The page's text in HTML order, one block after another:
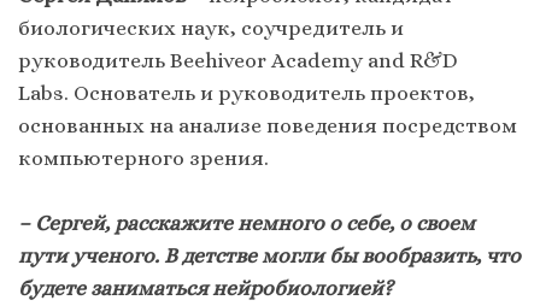
биологических наук, соучредитель и
руководитель Beehiveor Academy and R&D
Labs. Основатель и руководитель проектов,
основанных на анализе поведения посредством
компьютерного зрения.
– Сергей, расскажите немного о себе, о своем
пути ученого. В детстве могли бы вообразить, что
будете заниматься нейробиологией?